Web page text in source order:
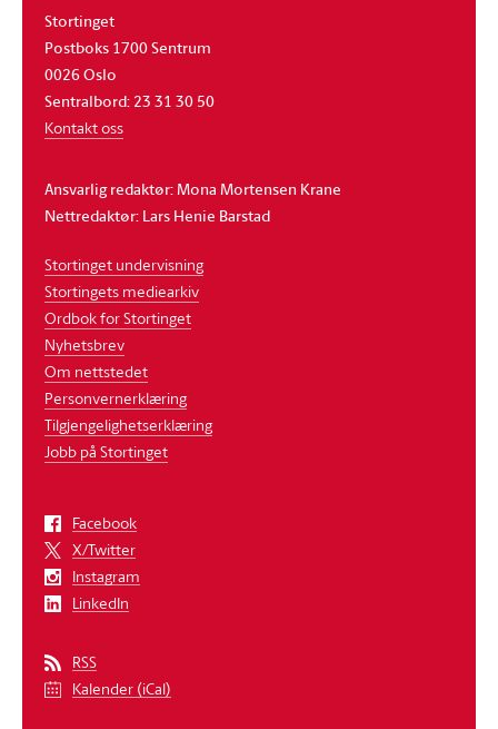
Stortinget
Postboks 1700 Sentrum
0026 Oslo
Sentralbord: 23 31 30 50
Kontakt oss
Ansvarlig redaktør: Mona Mortensen Krane
Nettredaktør: Lars Henie Barstad
Stortinget undervisning
Stortingets mediearkiv
Ordbok for Stortinget
Nyhetsbrev
Om nettstedet
Personvernerklæring
Tilgjengelighetserklæring
Jobb på Stortinget
Facebook
X/Twitter
Instagram
LinkedIn
RSS
Kalender (iCal)